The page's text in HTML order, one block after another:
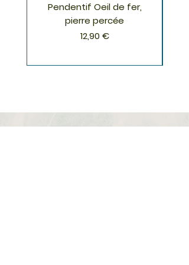
Pendentif Oeil de fer,
pierre percée
Prix
12,90 €
S'inscrire à la Newsletter